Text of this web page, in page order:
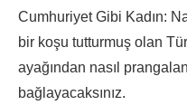
Cumhuriyet Gibi Kadın:
bir koşu tutturmuş olan
ayağından nasıl
bağlayacaksınız.